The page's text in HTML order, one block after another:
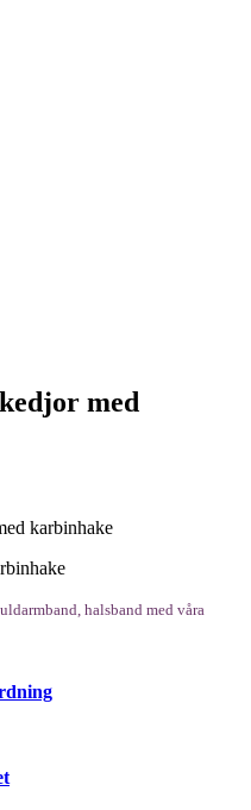
med
karbinhake
halsband med våra